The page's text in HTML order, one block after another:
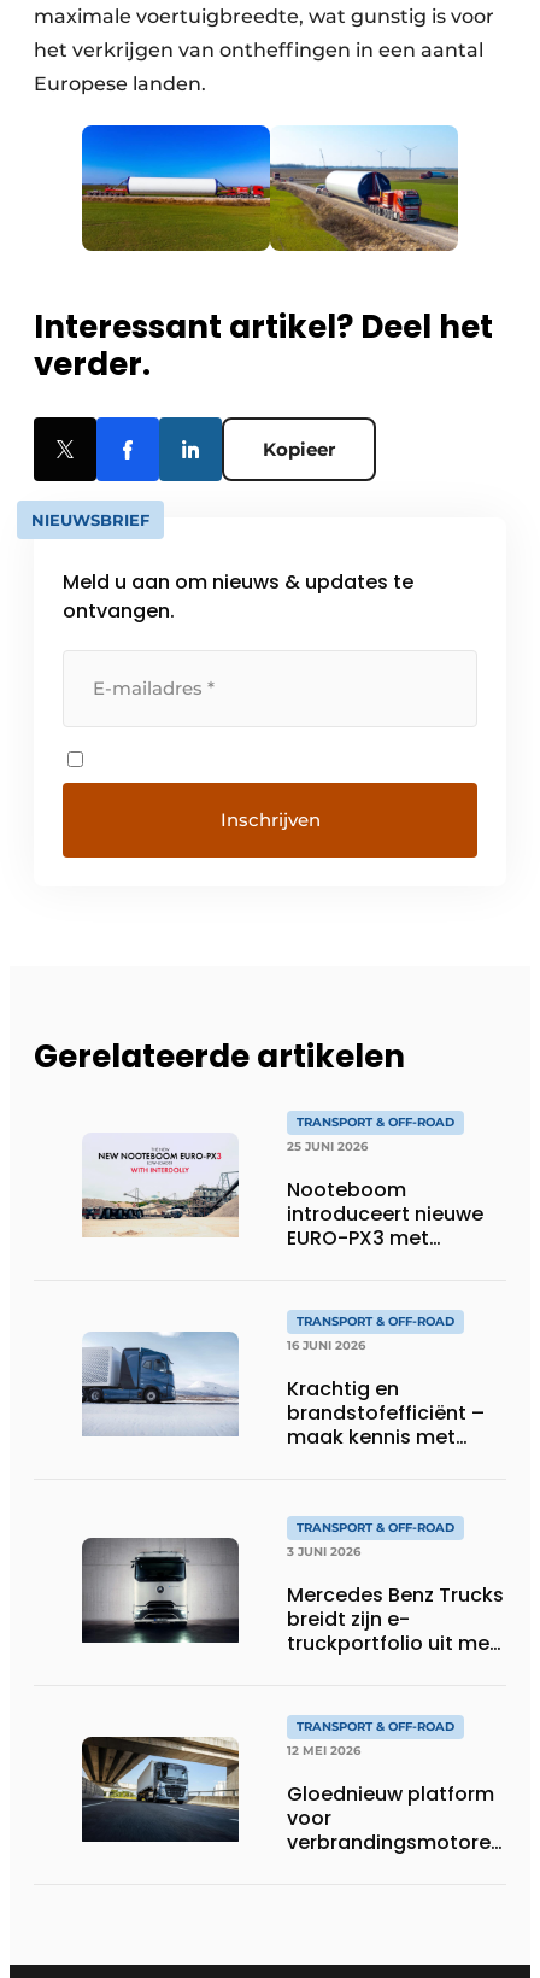
maximale voertuigbreedte, wat gunstig is voor
het verkrijgen van ontheffingen in een aantal
Europese landen.
Interessant artikel? Deel het
verder.
Kopieer
NIEUWSBRIEF
Meld u aan om nieuws & updates te
ontvangen.
Gerelateerde artikelen
TRANSPORT & OFF-ROAD
25 JUNI 2026
Nooteboom
introduceert nieuwe
EURO-PX3 met
flexibiliteit in speciaal
transport
TRANSPORT & OFF-ROAD
16 JUNI 2026
Krachtig en
brandstofefficiënt –
maak kennis met
TRANSPORT & OFF-ROAD
3 JUNI 2026
Mercedes Benz Trucks
breidt zijn e-
truckportfolio uit met
TRANSPORT & OFF-ROAD
12 MEI 2026
Gloednieuw platform
voor
verbrandingsmotoren
breed scala aan